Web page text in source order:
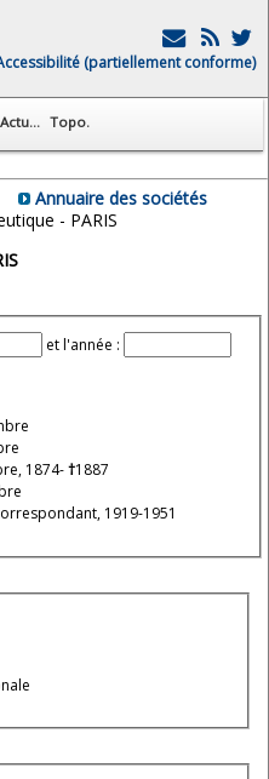
(partiellement conforme)
Actu... Topo.
Annuaire des sociétés
- PARIS
et l'année :
1874-†1887
1919-1951